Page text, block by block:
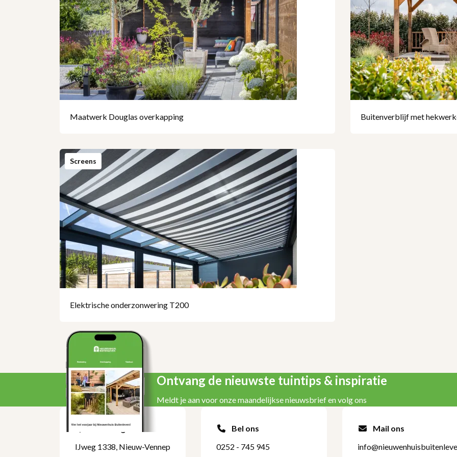
Maatwerk Douglas overkapping Buitenverblijf met
Screens
Elektrische onderzonwering T200
Ontvang de nieuwste tuintips & inspiratie
Meldt je aan voor onze maandelijkse nieuwsbrief en volg ons
Kom langs
IJweg 1338, Nieuw-Vennep
Bel ons
0252 - 745 945
Mail ons